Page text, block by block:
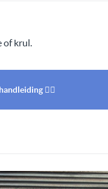
of krul.
👈🏻